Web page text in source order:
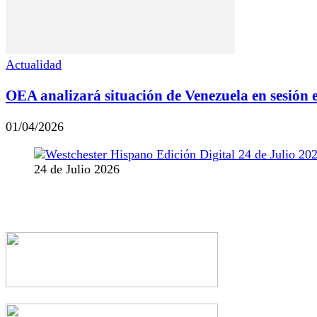
Actualidad
OEA analizará situación de Venezuela en
01/04/2026
24 de Julio 2026